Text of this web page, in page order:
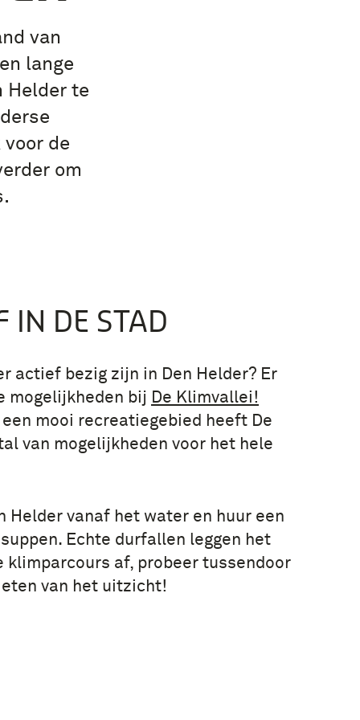
van
lange
Helder te
de
om
IN DE STAD
actief bezig zijn in Den Helder? Er
mogelijkheden bij De Klimvallei!
een mooi recreatiegebied heeft De
van mogelijkheden voor het hele
Helder vanaf het water en huur een
Echte durfallen leggen het
klimparcours af, probeer tussendoor
van het uitzicht!